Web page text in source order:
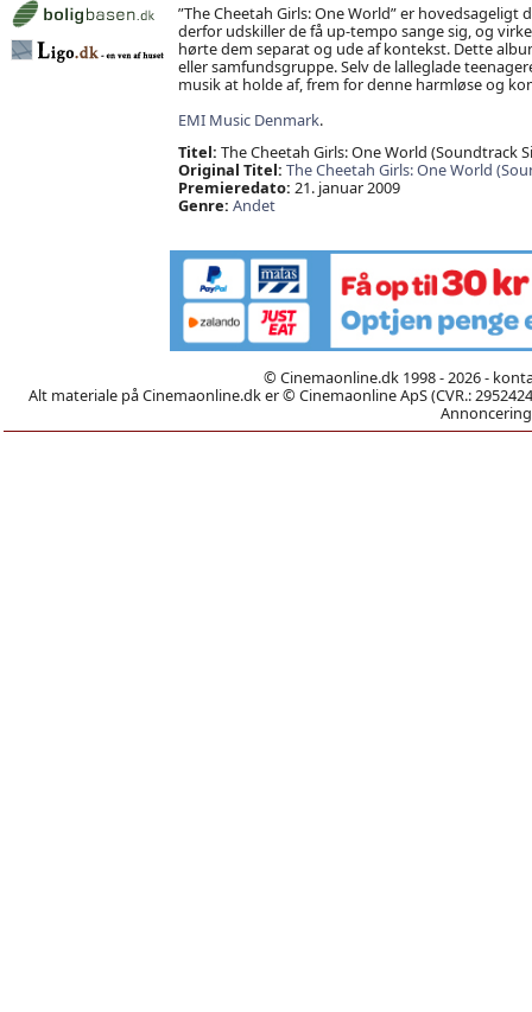
”The Cheetah Girls: One World” er
derfor udskiller de få up-tempo sange sig, og
hørte dem separat og ude af kontekst. Dette
eller samfundsgruppe. Selv de lalleglade
musik at holde af, frem for denne harmløse og
EMI Music Denmark.
Titel: The Cheetah Girls: One World (Soundtrack
Original Titel: The Cheetah Girls: One World
Premieredato: 21. januar 2009
Genre: Andet
© Cinemaonline.dk 1998 - 2026 -
Alt materiale på Cinemaonline.dk er © Cinemaonline ApS (CVR.: